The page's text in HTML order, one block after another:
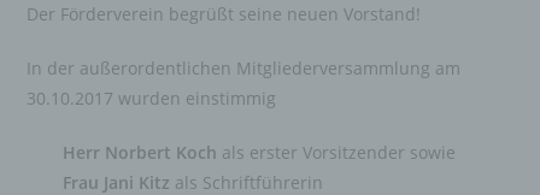
Der Förderverein begrüßt seine neuen Vorstand!
In der außerordentlichen Mitgliederversammlung am
30.10.2017 wurden einstimmig
Herr Norbert Koch als erster Vorsitzender sowie
Frau Jani Kitz als Schriftführerin